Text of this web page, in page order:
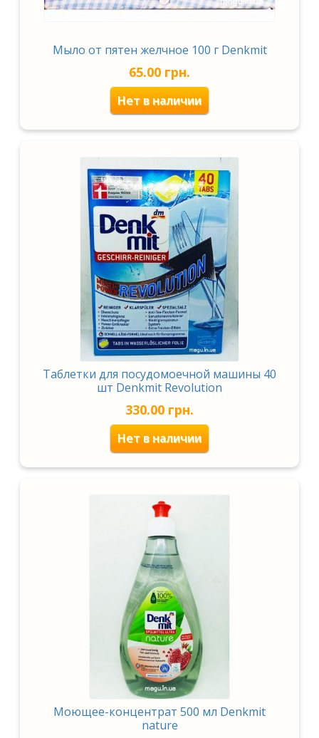
Мыло от пятен желчное 100 г Denkmit
65.00 грн.
Нет в наличии
Таблетки для посудомоечной машины 40
шт Denkmit Revolution
330.00 грн.
Нет в наличии
Моющее-концентрат 500 мл Denkmit
nature